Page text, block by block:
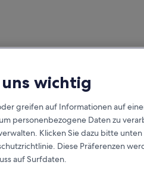
wichtig
greifen auf Informationen auf
personenbezogene Daten zu
Klicken Sie dazu bitte
Diese Präferenzen
auf Surfdaten.